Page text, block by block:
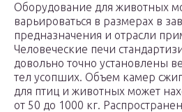
Оборудование для животных
варьироваться в размерах в
предназначения и отрасли
Человеческие печи
довольно точно установлены
тел усопших. Объем камер
для птиц и животных может
от 50 до 1000 кг.